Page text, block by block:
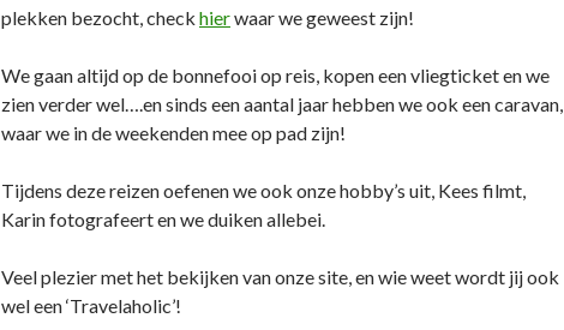
plekken bezocht, check hierwaar we geweest zijn!
We gaan altijd op de bonnefooi op reis, kopen een vliegticket en we
zien verder wel….en sinds een aantal jaar hebben we ook een caravan,
waar we in de weekenden mee op pad zijn!
Tijdens deze reizen oefenen we ook onze hobby’s uit, Kees filmt,
Karin fotografeert en we duiken allebei.
Veel plezier met het bekijken van onze site, en wie weet wordt jij ook
wel een ‘Travelaholic’!